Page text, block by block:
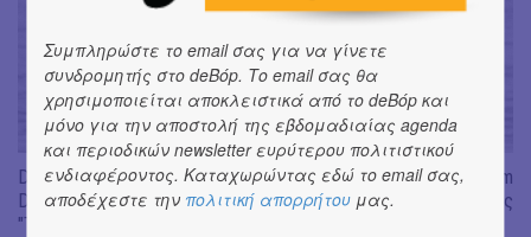
Don't Let Me Be Misunderstood | Alexandros Livitsanos, Willem
Dafoe, Czech Studio Orchestra | Από το soundtrack της ταινίας
"The Birthday Party"
Συμπληρώστε το email σας για να γίνετε
συνδρομητής στο deBόp. Το email σας θα
χρησιμοποιείται αποκλειστικά από το deBόp και
μόνο για την αποστολή της εβδομαδιαίας agenda
και περιοδικών newsletter ευρύτερου πολιτιστικού
ενδιαφέροντος. Καταχωρώντας εδώ το email σας,
αποδέχεστε την πολιτική απορρήτου μας.